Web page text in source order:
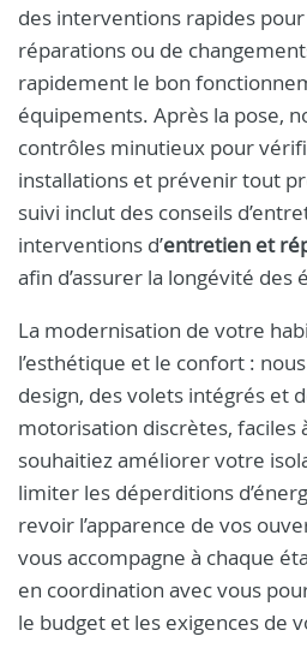
des interventions rapides
réparations ou de
rapidement le bon
équipements. Après la pose,
contrôles minutieux pour
installations et prévenir tout
suivi inclut des conseils
interventions d’entretien et
afin d’assurer la longévité des
La modernisation de votre
l’esthétique et le confort :
design, des volets intégrés et
motorisation discrètes, faciles
souhaitiez améliorer votre
limiter les déperditions
revoir l’apparence de vos
vous accompagne à chaque
en coordination avec vous
le budget et les exigences de